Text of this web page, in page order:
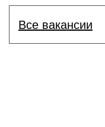
Все вакансии